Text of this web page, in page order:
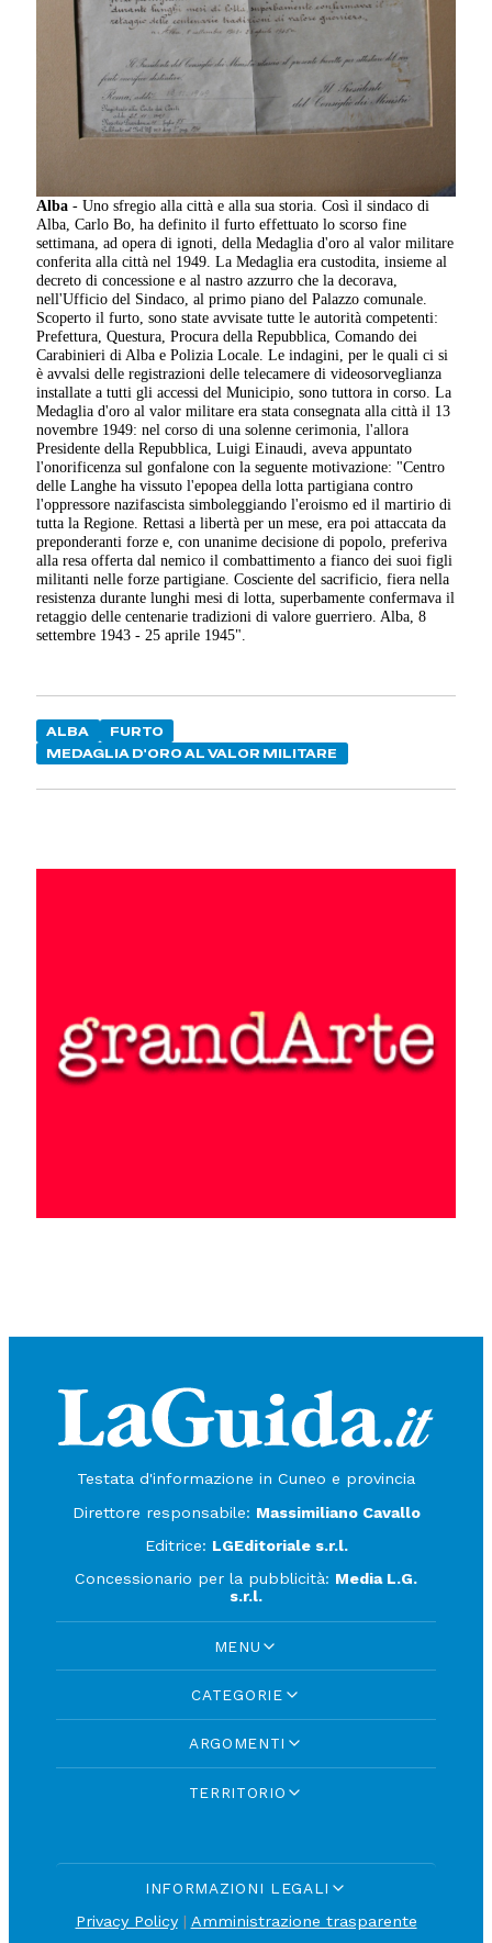
Alba - Uno sfregio alla città e alla sua storia. Così il sindaco di
Alba, Carlo Bo, ha definito il furto effettuato lo scorso fine
settimana, ad opera di ignoti, della Medaglia d'oro al valor militare
conferita alla città nel 1949. La Medaglia era custodita, insieme al
decreto di concessione e al nastro azzurro che la decorava,
nell'Ufficio del Sindaco, al primo piano del Palazzo comunale.
Scoperto il furto, sono state avvisate tutte le autorità competenti:
Prefettura, Questura, Procura della Repubblica, Comando dei
Carabinieri di Alba e Polizia Locale. Le indagini, per le quali ci si
è avvalsi delle registrazioni delle telecamere di videosorveglianza
installate a tutti gli accessi del Municipio, sono tuttora in corso. La
Medaglia d'oro al valor militare era stata consegnata alla città il 13
novembre 1949: nel corso di una solenne cerimonia, l'allora
Presidente della Repubblica, Luigi Einaudi, aveva appuntato
l'onorificenza sul gonfalone con la seguente motivazione: "Centro
delle Langhe ha vissuto l'epopea della lotta partigiana contro
l'oppressore nazifascista simboleggiando l'eroismo ed il martirio di
tutta la Regione. Rettasi a libertà per un mese, era poi attaccata da
preponderanti forze e, con unanime decisione di popolo, preferiva
alla resa offerta dal nemico il combattimento a fianco dei suoi figli
militanti nelle forze partigiane. Cosciente del sacrificio, fiera nella
resistenza durante lunghi mesi di lotta, superbamente confermava il
retaggio delle centenarie tradizioni di valore guerriero. Alba, 8
settembre 1943 - 25 aprile 1945".
ALBA
FURTO
MEDAGLIA D'ORO AL VALOR MILITARE
Testata d'informazione in Cuneo e provincia
Direttore responsabile: Massimiliano Cavallo
Editrice: LGEditoriale s.r.l.
Concessionario per la pubblicità: Media L.G.
s.r.l.
MENU
CATEGORIE
ARGOMENTI
TERRITORIO
INFORMAZIONI LEGALI
Privacy Policy| Amministrazione trasparente